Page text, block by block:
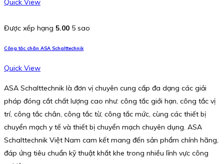
Quick View
Được xếp hạng 5.00 5 sao
Công tắc chân ASA Schalttechnik
Quick View
ASA Schalttechnik là đơn vị chuyên cung cấp đa dạng các giải
pháp đóng cắt chất lượng cao như: công tắc giới hạn, công tắc vị
trí, công tắc chân, công tắc từ, công tắc mức, cùng các thiết bị
chuyển mạch y tế và thiết bị chuyển mạch chuyên dụng. ASA
Schalttechnik Việt Nam cam kết mang đến sản phẩm chính hãng,
đáp ứng tiêu chuẩn kỹ thuật khắt khe trong nhiều lĩnh vực công